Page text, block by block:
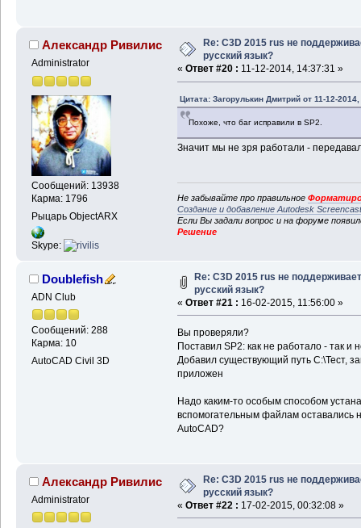
Александр Ривилис
Administrator
Сообщений: 13938
Карма: 1796
Рыцарь ObjectARX
Skype:
Re: C3D 2015 rus не
русский язык?
« Ответ #20 : 11-12-2014, 14:37:31 »
Цитата: Загорулькин Дмитрий от 11-12-
Похоже, что баг исправили в SP2.
Значит мы не зря работали -
Не забывайте про правильное
Создание и добавление Autodesk
Если Вы задали вопрос и на форуме
Решение
Doublefish
ADN Club
Сообщений: 288
Карма: 10
AutoCAD Civil 3D
Re: C3D 2015 rus не поддерживает
русский язык?
« Ответ #21 : 16-02-2015, 11:56:00 »
Вы проверяли?
Поставил SP2: как не работало - так и
Добавил существующий путь C:\Тест,
приложен
Надо каким-то особым способом
вспомогательным файлам оставались
AutoCAD?
Александр Ривилис
Administrator
Re: C3D 2015 rus не
русский язык?
« Ответ #22 : 17-02-2015, 00:32:08 »